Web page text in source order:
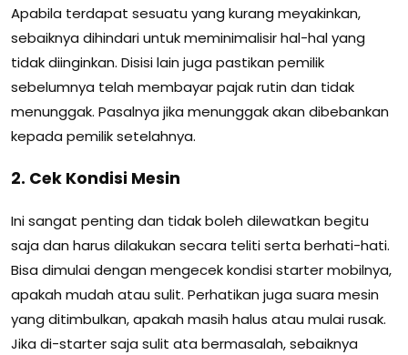
Apabila terdapat sesuatu yang kurang meyakinkan,
sebaiknya dihindari untuk meminimalisir hal-hal yang
tidak diinginkan. Disisi lain juga pastikan pemilik
sebelumnya telah membayar pajak rutin dan tidak
menunggak. Pasalnya jika menunggak akan dibebankan
kepada pemilik setelahnya.
2. Cek Kondisi Mesin
Ini sangat penting dan tidak boleh dilewatkan begitu
saja dan harus dilakukan secara teliti serta berhati-hati.
Bisa dimulai dengan mengecek kondisi starter mobilnya,
apakah mudah atau sulit. Perhatikan juga suara mesin
yang ditimbulkan, apakah masih halus atau mulai rusak.
Jika di-starter saja sulit ata bermasalah, sebaiknya